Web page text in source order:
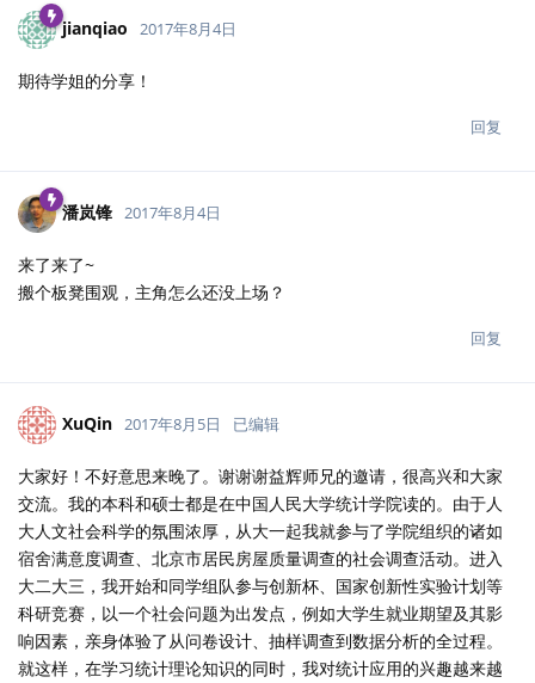
jianqiao 2017年8月4日
期待学姐的分享！
回复
潘岚锋 2017年8月4日
来了来了~
搬个板凳围观，主角怎么还没上场？
回复
XuQin 2017年8月5日 已编辑
大家好！不好意思来晚了。谢谢谢益辉师兄的邀请，很高兴和大家
交流。我的本科和硕士都是在中国人民大学统计学院读的。由于人
大人文社会科学的氛围浓厚，从大一起我就参与了学院组织的诸如
宿舍满意度调查、北京市居民房屋质量调查的社会调查活动。进入
大二大三，我开始和同学组队参与创新杯、国家创新性实验计划等
科研竞赛，以一个社会问题为出发点，例如大学生就业期望及其影
响因素，亲身体验了从问卷设计、抽样调查到数据分析的全过程。
就这样，在学习统计理论知识的同时，我对统计应用的兴趣越来越